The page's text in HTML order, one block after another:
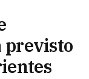
previsto